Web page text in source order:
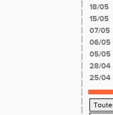
18/05
15/05
07/05
06/05
05/05
28/04
25/04